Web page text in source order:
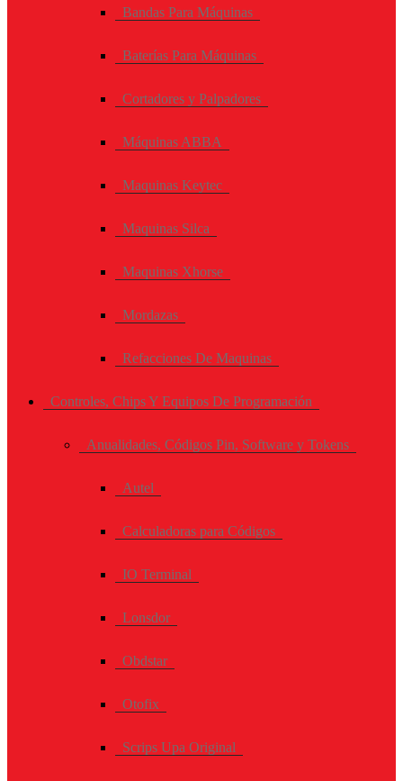
Bandas Para Máquinas
Baterías Para Máquinas
Cortadores y Palpadores
Máquinas ABBA
Maquinas Keytec
Maquinas Silca
Maquinas Xhorse
Mordazas
Refacciones De Maquinas
Controles, Chips Y Equipos De Programación
Anualidades, Códigos Pin, Software y Tokens
Autel
Calculadoras para Códigos
IO Terminal
Lonsdor
Obdstar
Otofix
Scrips Upa Original